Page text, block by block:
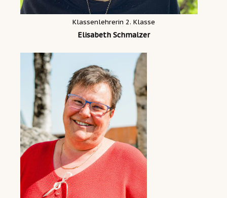
Klassenlehrerin 2. Klasse
Elisabeth Schmalzer